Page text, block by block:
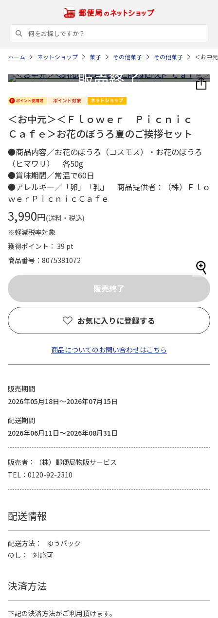
ホーム ネットショップ 菓子 その他菓子 その他菓子 ＜お中
＜お中元＞＜Ｆｌｏｗｅｒ Ｐｉｃｎｉｃ
Ｃａｆｅ＞お花のぼうろ夏のご挨拶セット
●商品内容／お花のぼうろ（コスモス）・お花のぼうろ
（ヒマワリ） 各50g
●賞味期間／常温で60日
●アレルギー／「卵」「乳」 商品提供者：（株）Ｆｌｏ
ｗｅｒＰｉｃｎｉｃＣａｆｅ
3,990円(送料・税込)
※軽減税率対象
獲得ポイント： 39 pt
商品番号
8075381072
お気に入りに登録する
商品についてのお問い合わせはこちら
販売期間
2026年05月18日～2026年07月15日
配送期間
2026年06月11日～2026年08月31日
販売者
（株）郵便局物販サービス
TEL
0120-92-2310
配送情報
配送方法
ゆうパック
のし
対応可
決済方法
下記の決済方法がご利用頂けます。